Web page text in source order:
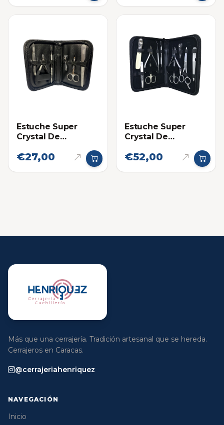
Estuche Super
Crystal De
Para Uso Personal
€27,00
Estuche Super
Crystal De
Para Uso Personal
€52,00
Más que una cerrajería. Tradición artesanal que se hereda.
Cerrajeros en Caracas.
@cerrajeriahenriquez
NAVEGACIÓN
Inicio